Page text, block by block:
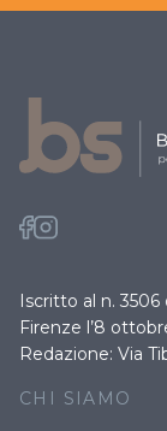
Iscritto al n.
Firenze l’8
Redazione: Via
CHI SIAMO